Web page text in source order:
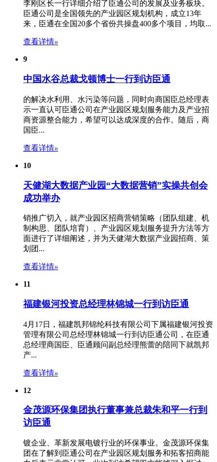
李刚区长一行详细介绍了臣通公司的发展及业务板块。
臣通公司是全国领先的产业园区规划 机构，成立13年
来，臣通在全国20多个省份共操盘400多个项目，均取...
查看详情»
9
中国水谷总裁戈顿博士一行到访臣通
的解决水利用、水污染等问题，同时向商国臣总经理表
示一直认可臣通公司在产业园区规划 服务能力及产业招
商资源整合能力，希望可以达成深度的合作。随后，商
国臣...
查看详情»
10
天健湖大数据产业园“大数据营销”实操共创会
成功举办
销推广切入，就产业园区招商营销策略（团队组建、机
制构思、团队培育）、 产业园区规划 服务提升方法等方
面进行了详细阐述，并为天健湖大数据产业园招商、策
划团...
查看详情»
11
福建银河投资总经理林锦城一行到访臣通
4月17日，福建凯邦锦纶科技有限公司下属福建银河投资
管理有限公司总经理林锦城一行到访臣通公司，在臣通
总经理商国臣、臣通顾问副总经理熊蕾的陪同下就凯邦
产...
查看详情»
12
金茂源环保集团执行董事兼总裁朱和平一行到
访臣通
镀企业、革新发展电镀行业的环保事业。金茂源环保集
团在了解到臣通公司在产业园区规划 服务和拓客招商能